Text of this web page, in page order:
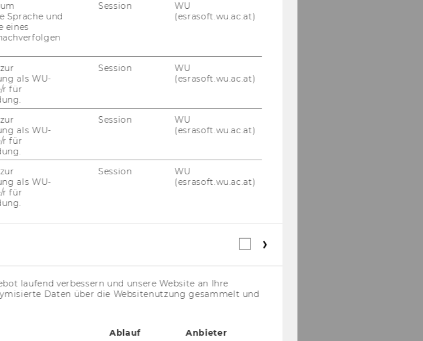
application
deadline III
International
program. Only
deadlines are
meaning
27 intake).
note, that
Requirements
CEMS
While
form you
Sprache und
eines
Session
WU
(esrasoft.wu.ac.at)
als WU-
r für
Session
WU
(esrasoft.wu.ac.at)
als WU-
r für
Session
WU
(esrasoft.wu.ac.at)
als WU-
r für
Session
WU
(esrasoft.wu.ac.at)
Webstatistik
laufend verbessern und unsere Website an Ihre
Daten über die Websitenutzung gesammelt und
Ablauf
Anbieter